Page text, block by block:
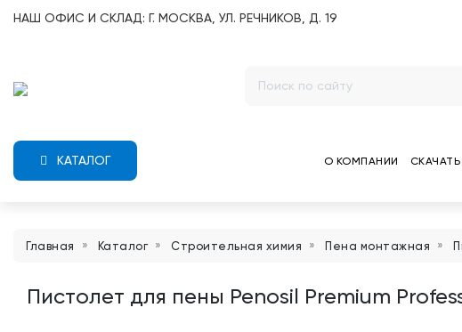
НАШ ОФИС И СКЛАД: Г. МОСКВА, УЛ. РЕЧНИКОВ, Д. 19
КАТАЛОГ О КОМПАНИИ
Главная Каталог Строительная химия Пена монтажная
Пистолет для пены Penosil Premium